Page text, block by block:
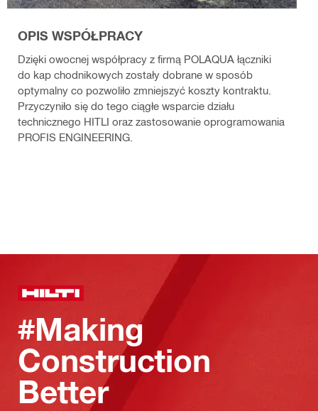
OPIS WSPÓŁPRACY
Dzięki owocnej współpracy z firmą POLAQUA łączniki
do kap chodnikowych zostały dobrane w sposób
optymalny co pozwoliło zmniejszyć koszty kontraktu.
Przyczyniło się do tego ciągłe wsparcie działu
technicznego HITLI oraz zastosowanie oprogramowania
PROFIS ENGINEERING.
#Making
Construction
Better